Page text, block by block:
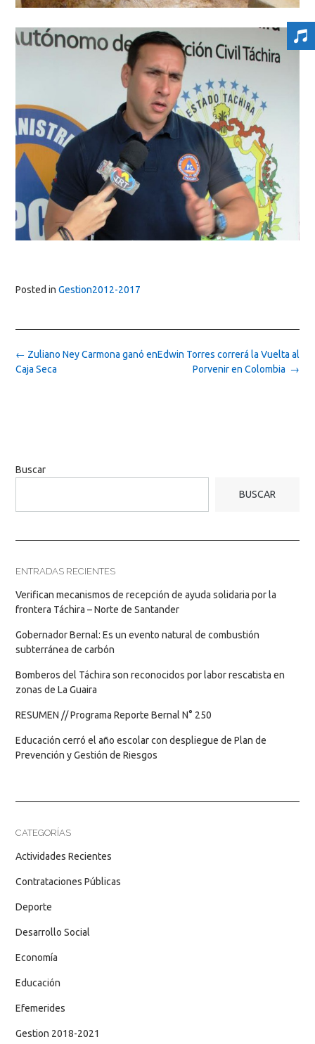
Posted in Gestion2012-2017
Post
navigation
Edwin Torres correrá la Vuelta al
Porvenir en Colombia →
← Zuliano Ney Carmona ganó en
Caja Seca
Buscar
BUSCAR
ENTRADAS RECIENTES
Verifican mecanismos de recepción de ayuda solidaria por la
frontera Táchira – Norte de Santander
Gobernador Bernal: Es un evento natural de combustión
subterránea de carbón
Bomberos del Táchira son reconocidos por labor rescatista en
zonas de La Guaira
RESUMEN // Programa Reporte Bernal N° 250
Educación cerró el año escolar con despliegue de Plan de
Prevención y Gestión de Riesgos
CATEGORÍAS
Actividades Recientes
Contrataciones Públicas
Deporte
Desarrollo Social
Economía
Educación
Efemerides
Gestion 2018-2021